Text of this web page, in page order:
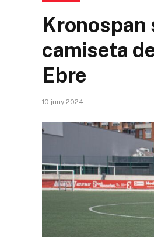
Kronospan
camiseta
Ebre
10 juny 2024